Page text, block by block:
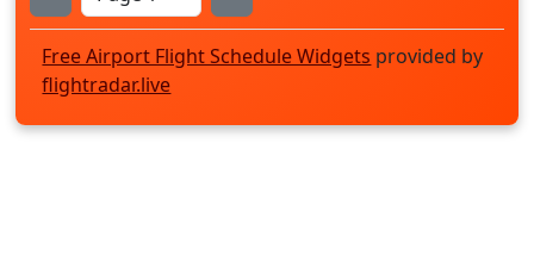
Free Airport Flight Schedule Widgets provided by
flightradar.live